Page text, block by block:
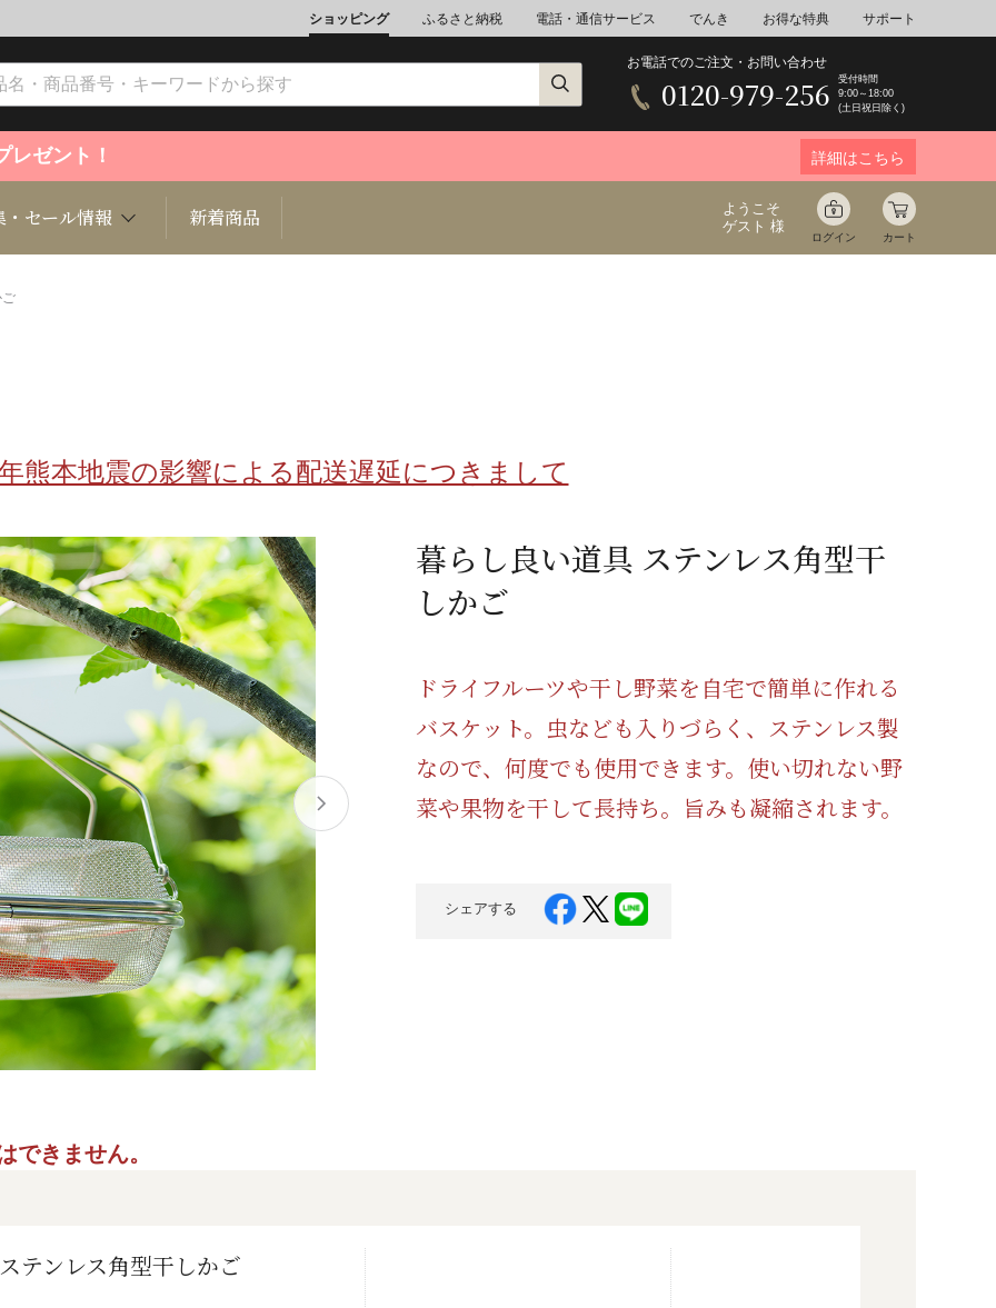
ショッピング ふるさと納税 電話・通信サービス でんき お得な特典 サポート
お電話でのご注文・お問い合わせ
0120-979-256
受付時間
9:00～18:00
(土日祝日除く)
レゼント！ 詳細はこちら
ギフト 豊洲お取り寄せ 健康/美容
連
・セール情報 新着商品
ようこそ
ゲスト 様
ログイン カート
熊本地震の影響による配送遅延につきまして
暮らし良い道具 ステンレス角型干
しかご
ドライフルーツや干し野菜を自宅で簡単に作れる
バスケット。虫なども入りづらく、ステンレス製
なので、何度でも使用できます。使い切れない野
菜や果物を干して長持ち。旨みも凝縮されます。
シェアする
できません。
テンレス角型干しかご